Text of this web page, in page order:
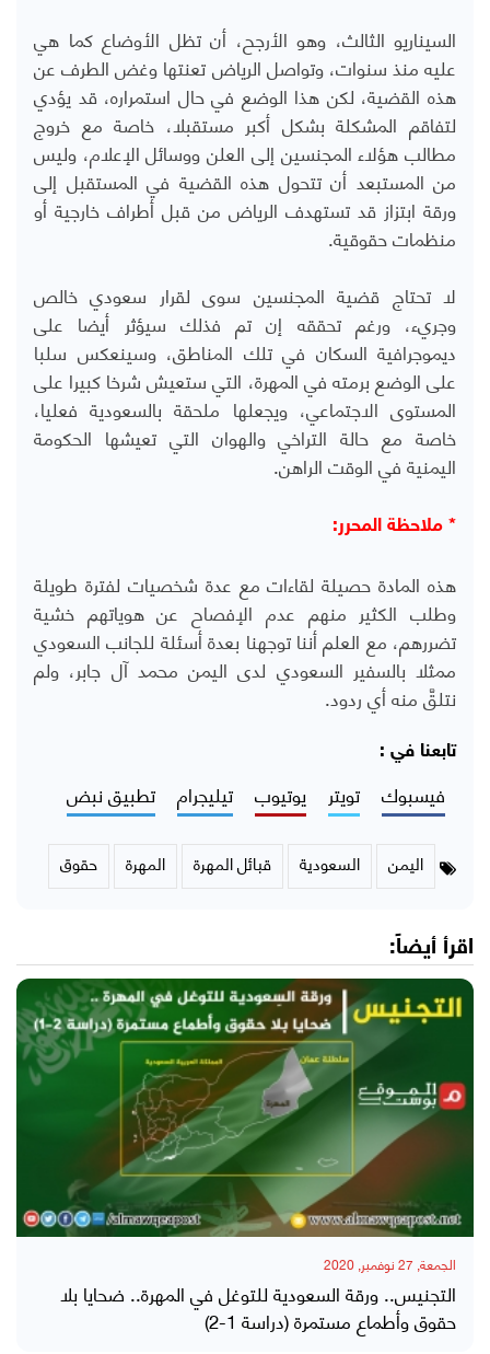
السيناريو الثالث، وهو الأرجح، أن تظل الأوضاع كما هي
عليه منذ سنوات، وتواصل الرياض تعنتها وغض الطرف عن
هذه القضية، لكن هذا الوضع في حال استمراره، قد يؤدي
لتفاقم المشكلة بشكل أكبر مستقبلا، خاصة مع خروج
مطالب هؤلاء المجنسين إلى العلن ووسائل الإعلام، وليس
من المستبعد أن تتحول هذه القضية في المستقبل إلى
ورقة ابتزاز قد تستهدف الرياض من قبل أطراف خارجية أو
منظمات حقوقية.
لا تحتاج قضية المجنسين سوى لقرار سعودي خالص
وجريء، ورغم تحققه إن تم فذلك سيؤثر أيضا على
ديموجرافية السكان في تلك المناطق، وسينعكس سلبا
على الوضع برمته في المهرة، التي ستعيش شرخا كبيرا على
المستوى الاجتماعي، ويجعلها ملحقة بالسعودية فعليا،
خاصة مع حالة التراخي والهوان التي تعيشها الحكومة
اليمنية في الوقت الراهن.
* ملاحظة المحرر:
هذه المادة حصيلة لقاءات مع عدة شخصيات لفترة طويلة
وطلب الكثير منهم عدم الإفصاح عن هوياتهم خشية
تضررهم، مع العلم أننا توجهنا بعدة أسئلة للجانب السعودي
ممثلا بالسفير السعودي لدى اليمن محمد آل جابر، ولم
نتلقَّ منه أي ردود.
تابعنا في :
فيسبوك تويتر يوتيوب تيليجرام تطبيق نبض
اليمن السعودية قبائل المهرة المهرة حقوق
اقرأ أيضاً:
الجمعة, 27 نوفمبر, 2020
التجنيس.. ورقة السعودية للتوغل في المهرة.. ضحايا بلا
حقوق وأطماع مستمرة (دراسة 1-2)